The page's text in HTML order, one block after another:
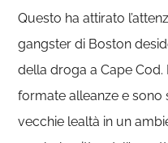
Questo ha attirato
gangster di Boston
della droga a Cape
formate alleanze e sono
vecchie lealtà in un